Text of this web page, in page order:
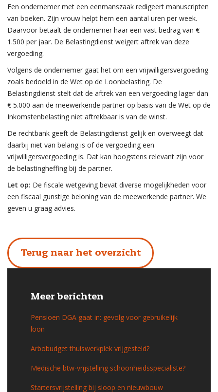
Een ondernemer met een eenmanszaak redigeert manuscripten
van boeken. Zijn vrouw helpt hem een aantal uren per week.
Daarvoor betaalt de ondernemer haar een vast bedrag van €
1.500 per jaar. De Belastingdienst weigert aftrek van deze
vergoeding.
Volgens de ondernemer gaat het om een vrijwilligersvergoeding
zoals bedoeld in de Wet op de Loonbelasting. De
Belastingdienst stelt dat de aftrek van een vergoeding lager dan
€ 5.000 aan de meewerkende partner op basis van de Wet op de
Inkomstenbelasting niet aftrekbaar is van de winst.
De rechtbank geeft de Belastingdienst gelijk en overweegt dat
daarbij niet van belang is of de vergoeding een
vrijwilligersvergoeding is. Dat kan hoogstens relevant zijn voor
de belastingheffing bij de partner.
Let op: De fiscale wetgeving bevat diverse mogelijkheden voor
een fiscaal gunstige beloning van de meewerkende partner. We
geven u graag advies.
Terug naar het overzicht
Meer berichten
Pensioen DGA gaat in: gevolg voor gebruikelijk
loon
Arbobudget thuiswerkplek vrijgesteld?
Medische btw-vrijstelling schoonheidsspecialiste?
Startersvrijstelling bij sloop en nieuwbouw